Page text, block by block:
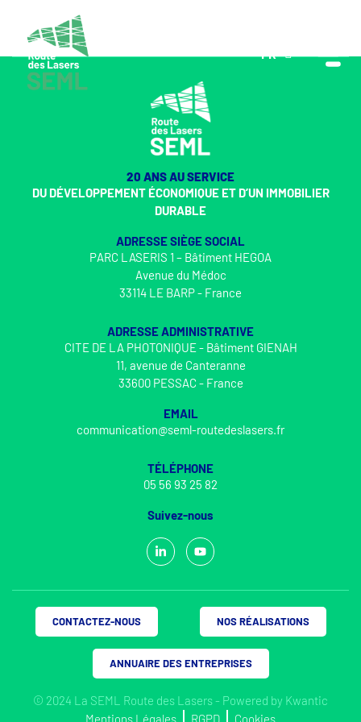
FR
EN
20 ANS AU SERVICE
DU DÉVELOPPEMENT ÉCONOMIQUE ET D’UN IMMOBILIER
DURABLE
ADRESSE SIÈGE SOCIAL
PARC LASERIS 1 – Bâtiment HEGOA
Avenue du Médoc
33114 LE BARP - France
ADRESSE ADMINISTRATIVE
CITE DE LA PHOTONIQUE - Bâtiment GIENAH
11, avenue de Canteranne
33600 PESSAC - France
EMAIL
communication@seml-routedeslasers.fr
TÉLÉPHONE
05 56 93 25 82
Suivez-nous
© 2024 La SEML Route des Lasers - Powered by Kwantic
Mentions Légales
RGPD Cookies
CONTACTEZ-NOUS NOS RÉALISATIONS
ANNUAIRE DES ENTREPRISES